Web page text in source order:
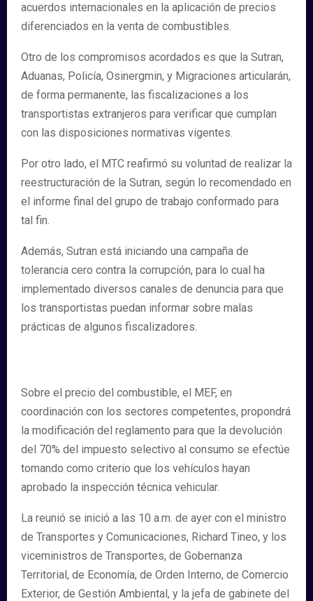
acuerdos internacionales en la aplicación de precios
diferenciados en la venta de combustibles.
Otro de los compromisos acordados es que la Sutran,
Aduanas, Policía, Osinergmin, y Migraciones articularán,
de forma permanente, las fiscalizaciones a los
transportistas extranjeros para verificar que cumplan
con las disposiciones normativas vigentes.
Por otro lado, el MTC reafirmó su voluntad de realizar la
reestructuración de la Sutran, según lo recomendado en
el informe final del grupo de trabajo conformado para
tal fin.
Además, Sutran está iniciando una campaña de
tolerancia cero contra la corrupción, para lo cual ha
implementado diversos canales de denuncia para que
los transportistas puedan informar sobre malas
prácticas de algunos fiscalizadores.
Sobre el precio del combustible, el MEF, en
coordinación con los sectores competentes, propondrá
la modificación del reglamento para que la devolución
del 70% del impuesto selectivo al consumo se efectúe
tomando como criterio que los vehículos hayan
aprobado la inspección técnica vehicular.
La reunió se inició a las 10 a.m. de ayer con el ministro
de Transportes y Comunicaciones, Richard Tineo, y los
viceministros de Transportes, de Gobernanza
Territorial, de Economía, de Orden Interno, de Comercio
Exterior, de Gestión Ambiental, y la jefa de gabinete del